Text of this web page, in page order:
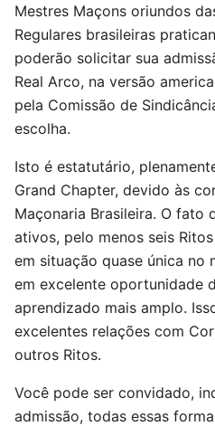
Mestres Maçons oriundos
Regulares brasileiras
poderão solicitar sua
Real Arco, na versão
pela Comissão de
escolha.
Isto é estatutário,
Grand Chapter, devido às
Maçonaria Brasileira. O fato
ativos, pelo menos seis
em situação quase única no
em excelente oportunidade
aprendizado mais amplo.
excelentes relações com
outros Ritos.
Você pode ser convidado,
admissão, todas essas